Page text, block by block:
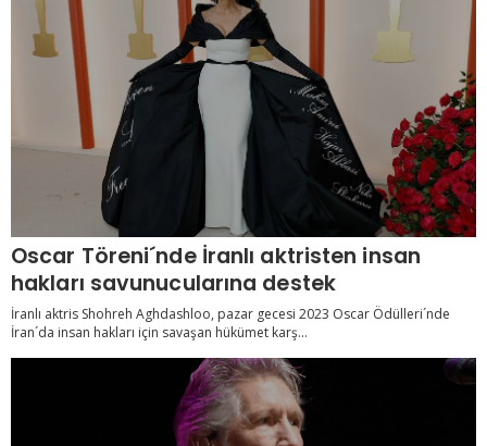
Oscar Töreni´nde İranlı aktristen insan
hakları savunucularına destek
İranlı aktris Shohreh Aghdashloo, pazar gecesi 2023 Oscar Ödülleri´nde
İran´da insan hakları için savaşan hükümet karş...